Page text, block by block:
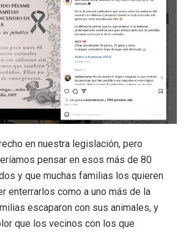
en nuestra legislación, pero
pensar en esos más de 80
y que muchas familias los quieren
enterrarlos como a uno más de la
escaparon con sus animales, y
que los vecinos con los que